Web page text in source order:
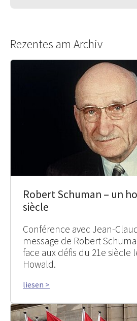
Rezentes am Archiv
Robert Schuman – un
siècle
Conférence avec Jean-
message de Robert
face aux défis du 21e siècle
Howald.
liesen >